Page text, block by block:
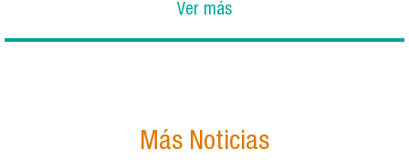
Ver más
Más Noticias